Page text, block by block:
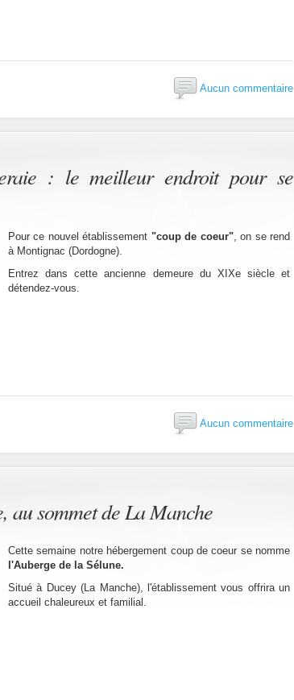
Aucun commentaire
: le meilleur endroit pour se
Pour ce nouvel établissement "coup de coeur", on se rend
à Montignac (Dordogne).
Entrez dans cette ancienne demeure du XIXe siècle et
détendez-vous.
Aucun commentaire
au sommet de La Manche
Cette semaine notre hébergement coup de coeur se nomme
l'Auberge de la Sélune.
Situé à Ducey (La Manche), l'établissement vous offrira un
accueil chaleureux et familial.